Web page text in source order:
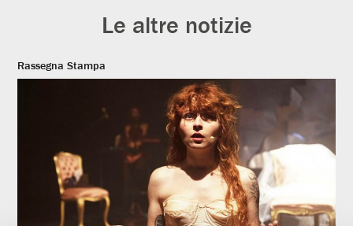
Le altre notizie
Rassegna Stampa